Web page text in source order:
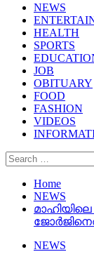
NEWS
HEALTH
SPORTS
JOB
OBITUARY
FOOD
FASHION
VIDEOS
Search
for:
Home
NEWS
NEWS